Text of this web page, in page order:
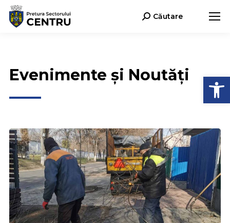
Search:Căutare
Evenimente și Noutăți